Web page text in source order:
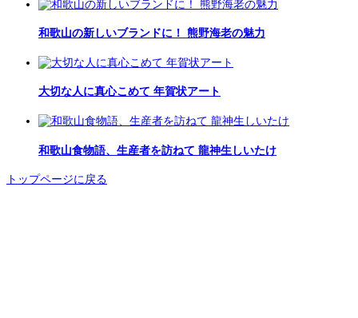
和歌山の新しいブランドに！ 熊野海老の魅力
大切な人に真心こめて 年賀状アート
和歌山食物語、生産者を訪ねて 龍神生しいたけ
トップページに戻る